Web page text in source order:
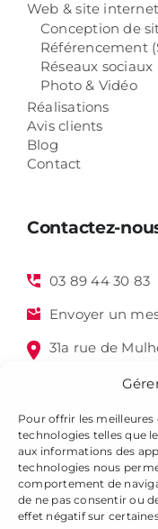
Pour offrir les meilleures
technologies telles que
aux informations des
technologies nous
comportement de
de ne pas consentir ou
effet négatif sur
Web & site internet
Conception de
Référencement
Réseaux sociaux
Photo & Vidéo
Réalisations
Avis clients
Blog
Contact
Contactez-
03 89 44 30 83
Envoyer un
31a rue de
Alsagraphic 2025 -